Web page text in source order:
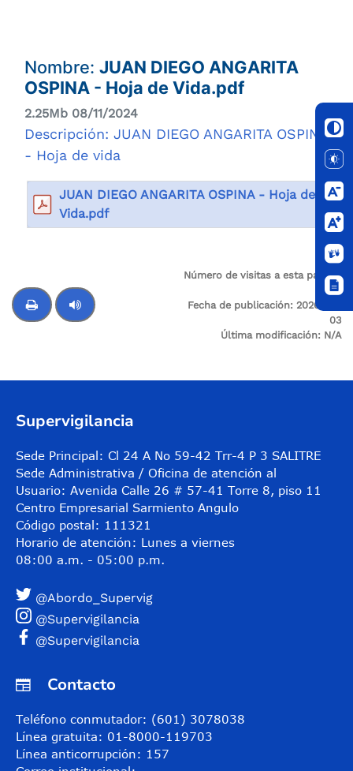
Nombre: JUAN DIEGO ANGARITA
OSPINA - Hoja de Vida.pdf
2.25Mb 08/11/2024
Descripción: JUAN DIEGO ANGARITA OSPINA
- Hoja de vida
JUAN DIEGO ANGARITA OSPINA - Hoja de
Vida.pdf
Número de visitas a esta página:
2
Fecha de publicación: 2026-01-
03
Última modificación: N/A
Supervigilancia
Sede Principal: Cl 24 A No 59-42 Trr-4 P 3 SALITRE
Sede Administrativa / Oficina de atención al
Usuario: Avenida Calle 26 # 57-41 Torre 8, piso 11
Centro Empresarial Sarmiento Angulo
Código postal: 111321
Horario de atención: Lunes a viernes
08:00 a.m. - 05:00 p.m.
@Abordo_Supervig
@Supervigilancia
@Supervigilancia
Contacto
Teléfono conmutador: (601) 3078038
Línea gratuita: 01-8000-119703
Línea anticorrupción: 157